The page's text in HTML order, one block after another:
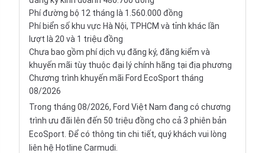
Phí đường bộ 12 tháng là 1.560.000 đồng
Phí biển số khu vực Hà Nội, TPHCM và tỉnh khác lần
lượt là 20 và 1 triệu đồng
Chưa bao gồm phí dịch vụ đăng ký, đăng kiểm và
khuyến mãi tùy thuộc đại lý chính hãng tại địa phương
Chương trình khuyến mãi Ford EcoSport tháng
08/2026
Trong tháng 08/2026, Ford Việt Nam đang có chương
trình ưu đãi lên đến 50 triệu đồng cho cả 3 phiên bản
EcoSport. Để có thông tin chi tiết, quý khách vui lòng
liên hệ Hotline Carmudi.